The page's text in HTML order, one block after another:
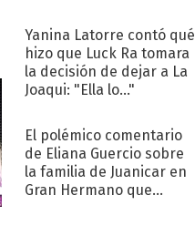
Yanina Latorre contó qué
hizo que Luck Ra tomara
la decisión de dejar a La
Joaqui: "Ella lo..."
El polémico comentario
de Eliana Guercio sobre
la familia de Juanicar en
Gran Hermano que